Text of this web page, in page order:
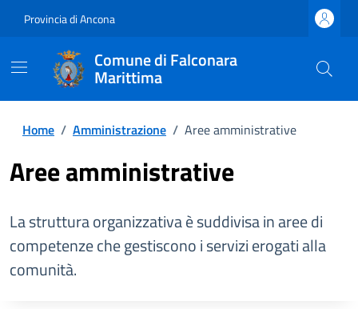
Provincia di Ancona
Comune di Falconara
Marittima
Home / Amministrazione / Aree amministrative
Aree amministrative
La struttura organizzativa è suddivisa in aree di
competenze che gestiscono i servizi erogati alla
comunità.